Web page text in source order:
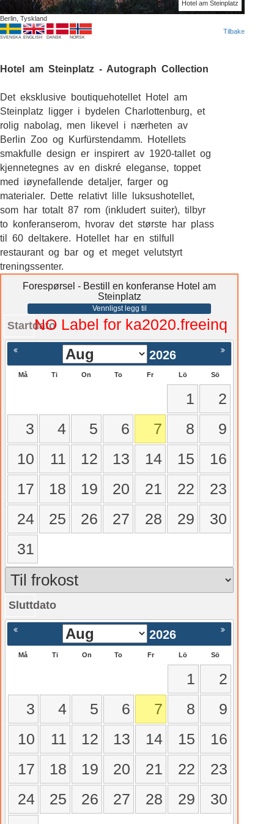
Hotel am Steinplatz
Berlin, Tyskland
SVENSKA ENGLISH DANSK NORSK
Tilbake
Hotel am Steinplatz - Autograph Collection
Det eksklusive boutiquehotellet Hotel am
Steinplatz ligger i bydelen Charlottenburg, et
rolig nabolag, men likevel i nærheten av
Berlin Zoo og Kurfürstendamm. Hotellets
smakfulle design er inspirert av 1920-tallet og
kjennetegnes av en diskré eleganse, toppet
med iøynefallende detaljer, farger og
materialer. Dette relativt lille luksushotellet,
som har totalt 87 rom (inkludert suiter), tilbyr
to konferanserom, hvorav det største har plass
til 60 deltakere. Hotellet har en stilfull
restaurant og bar og et meget velutstyrt
treningssenter.
Forespørsel - Bestill en konferanse Hotel am
Steinplatz
Vennligst legg til
StartdatoNO Label for ka2020.freeinq
2026
Må Ti On To Fr Lö Sö
1
2
3
4 5 6 7 8
9
10
11 12 13 14 15
16
17
18 19 20 21 22
23
24
25 26 27 28 29
30
31
Sluttdato
Nästa >
2026
Må Ti On To Fr Lö Sö
1
2
3
4 5 6 7 8
9
10
11 12 13 14 15
16
17
18 19 20 21 22
23
24
25 26 27 28 29
30